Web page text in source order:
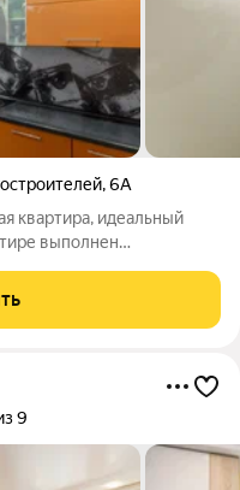
,6А
квартира, идеальный
выполнен
комнаты +
Любая
9